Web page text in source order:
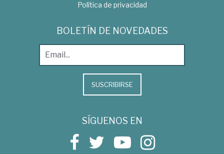
Política de privacidad
BOLETÍN DE NOVEDADES
SUSCRIBIRSE
SÍGUENOS EN